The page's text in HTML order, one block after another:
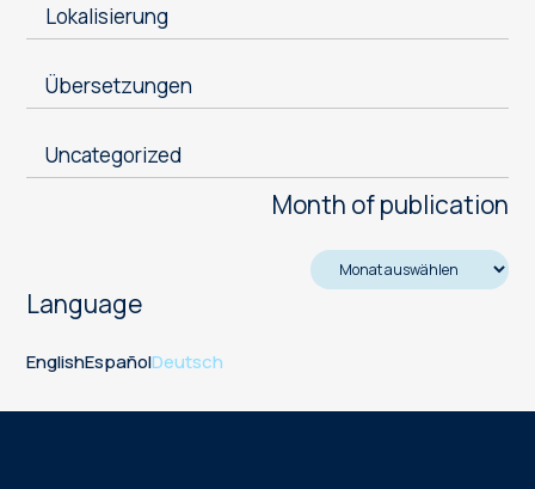
Lokalisierung
Übersetzungen
Uncategorized
Month of publication
Language
EnglishEspañolDeutsch